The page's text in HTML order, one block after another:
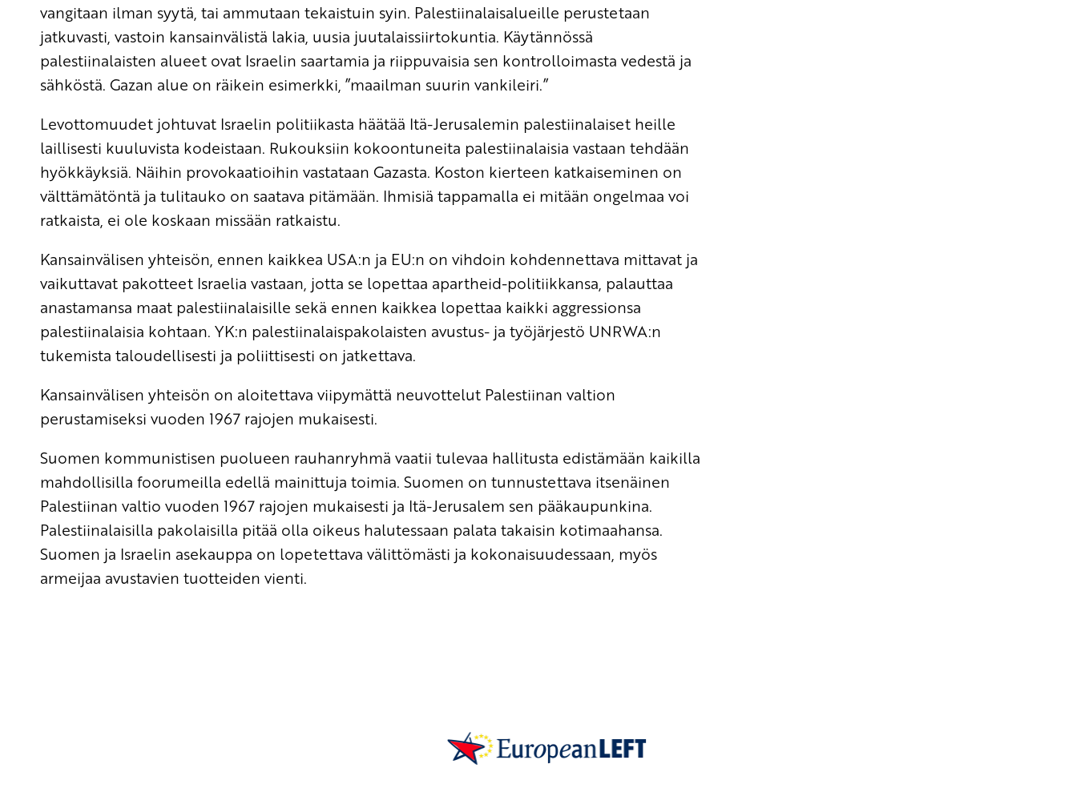
vangitaan ilman syytä, tai ammutaan tekaistuin syin. Palestiinalaisalueille perustetaan
jatkuvasti, vastoin kansainvälistä lakia, uusia juutalaissiirtokuntia. Käytännössä
palestiinalaisten alueet ovat Israelin saartamia ja riippuvaisia sen kontrolloimasta vedestä ja
sähköstä. Gazan alue on räikein esimerkki, ”maailman suurin vankileiri.”
Levottomuudet johtuvat Israelin politiikasta häätää Itä-Jerusalemin palestiinalaiset heille
laillisesti kuuluvista kodeistaan. Rukouksiin kokoontuneita palestiinalaisia vastaan tehdään
hyökkäyksiä. Näihin provokaatioihin vastataan Gazasta. Koston kierteen katkaiseminen on
välttämätöntä ja tulitauko on saatava pitämään. Ihmisiä tappamalla ei mitään ongelmaa voi
ratkaista, ei ole koskaan missään ratkaistu.
Kansainvälisen yhteisön, ennen kaikkea USA:n ja EU:n on vihdoin kohdennettava mittavat ja
vaikuttavat pakotteet Israelia vastaan, jotta se lopettaa apartheid-politiikkansa, palauttaa
anastamansa maat palestiinalaisille sekä ennen kaikkea lopettaa kaikki aggressionsa
palestiinalaisia kohtaan. YK:n palestiinalaispakolaisten avustus- ja työjärjestö UNRWA:n
tukemista taloudellisesti ja poliittisesti on jatkettava.
Kansainvälisen yhteisön on aloitettava viipymättä neuvottelut Palestiinan valtion
perustamiseksi vuoden 1967 rajojen mukaisesti.
Suomen kommunistisen puolueen rauhanryhmä vaatii tulevaa hallitusta edistämään kaikilla
mahdollisilla foorumeilla edellä mainittuja toimia. Suomen on tunnustettava itsenäinen
Palestiinan valtio vuoden 1967 rajojen mukaisesti ja Itä-Jerusalem sen pääkaupunkina.
Palestiinalaisilla pakolaisilla pitää olla oikeus halutessaan palata takaisin kotimaahansa.
Suomen ja Israelin asekauppa on lopetettava välittömästi ja kokonaisuudessaan, myös
armeijaa avustavien tuotteiden vienti.